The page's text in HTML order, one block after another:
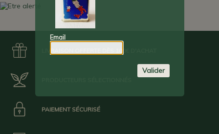
PAIEMENT SÉCURISÉ
Email
Valider